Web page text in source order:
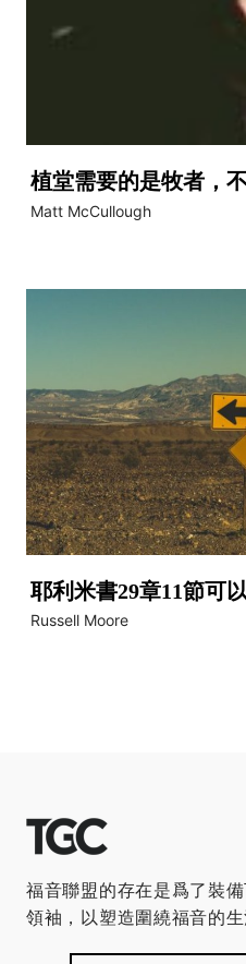
植堂需要的是牧者，
Matt McCullough
耶利米書29章11節可
Russell Moore
福音聯盟的存在是爲了裝
領袖，以塑造圍繞福音的生